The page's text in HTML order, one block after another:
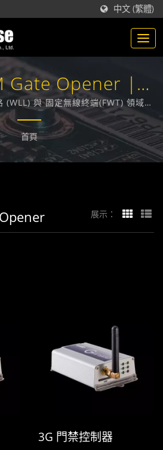
中文 (繁體)
Gate Opener |
(WLL) 與 固定無線終端(FWT) 領域，
致力於為各大電信業者提供通訊技術
關的解決方案。
首頁
展示：
3G 門禁控制器